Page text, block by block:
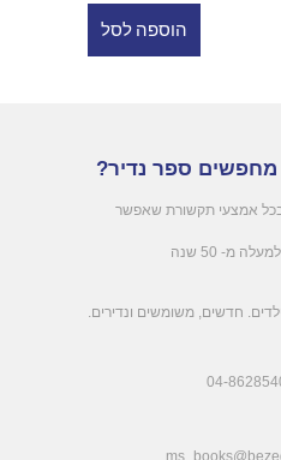
הוספה לסל
ספר נדיר?
בכל אמצעי תקשורת שאפשר
מ- 50 שנה
חדשים, משומשים ונדירים
04-